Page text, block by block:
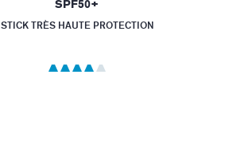
SPF50+
STICK TRÈS HAUTE PROTECTION